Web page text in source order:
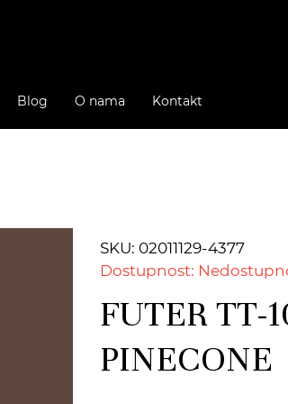
Blog O nama Kontakt
SKU: 02011129-4377
Dostupnost:
FUTER TT-
PINECONE